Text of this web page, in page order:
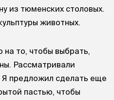
из тюменских столовых.
животных.
на то, чтобы выбрать,
Рассматривали
Я предложил сделать еще
пастью, чтобы